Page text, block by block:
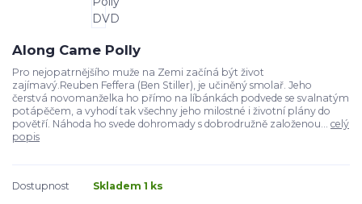
Along Came Polly
Pro nejopatrnějšího muže na Zemi začíná být život
zajímavý.Reuben Feffera (Ben Stiller), je učiněný smolař. Jeho
čerstvá novomanželka ho přímo na líbánkách podvede se svalnatým
potápěčem, a vyhodí tak všechny jeho milostné i životní plány do
povětří. Náhoda ho svede dohromady s dobrodružně založenou... celý
popis
Dostupnost Skladem 1 ks